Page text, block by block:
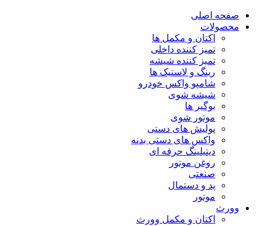
صفحه اصلی
محصولات
اکتان و مکمل ها
تمیز کننده داخلی
تمیز کننده شیشه
رینگ و لاستیک ها
شامپو واکس خودرو
شیشه شوی
بوگیر ها
موتور شوی
پولیش های دستی
واکس های دستی بدنه
دیتیلینگ حرفه ای
روغن موتور
صنعتی
پد و دستمال
موتور
وورث
اکتان و مکمل وورث